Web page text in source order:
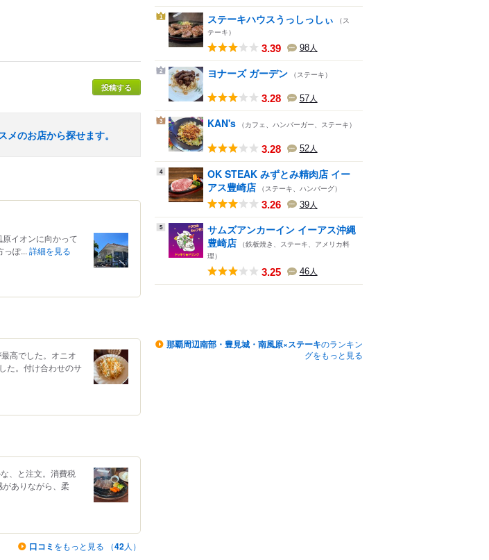
投稿する
のお店から探せます。
イオンに向かって
っぽ... 詳細を見る
高でした。オニオ
た。付け合わせのサ
、と注文。消費税
ありながら、柔
口コミ をもっと見る （42人）
1 ステーキハウスうっしっしぃ
（ス
テーキ）
3.39 98人
2 ヨナーズ ガーデン （ステーキ）
3.28 57人
3 KAN's （カフェ、ハンバーガー、ステーキ）
3.28 52人
4
OK STEAK みずとみ精肉店 イー
アス豊崎店 （ステーキ、ハンバーグ）
3.26 39人
5
サムズアンカーイン イーアス沖縄
豊崎店 （鉄板焼き、ステーキ、アメリカ料
理）
3.25 46人
那覇周辺南部・豊見城・南風原×ステーキのランキン
グをもっと見る